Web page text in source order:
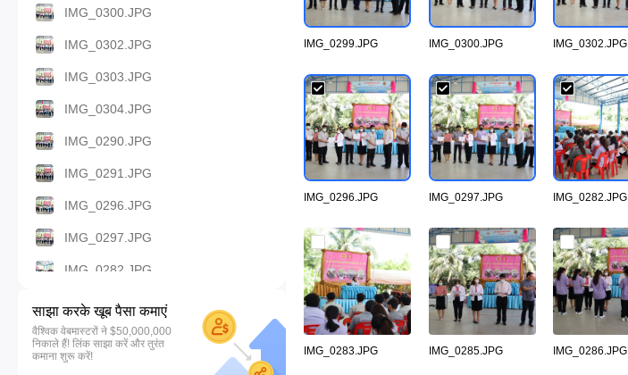
IMG_0300.JPG
IMG_0302.JPG
IMG_0303.JPG
IMG_0304.JPG
IMG_0290.JPG
IMG_0291.JPG
IMG_0296.JPG
IMG_0297.JPG
IMG_0282.JPG
IMG_0292.JPG
IMG_0293.JPG
IMG_0280.JPG
साझा करके खूब पैसा कमाएं
वैश्विक वेबमास्टरों ने $50,000,000
निकाले हैं! लिंक साझा करें और तुरंत
कमाना शुरू करें!
IMG_0299.JPG IMG_0300.JPG IMG_0302.JPG
IMG_0296.JPG IMG_0297.JPG IMG_0282.JPG
IMG_0283.JPG IMG_0285.JPG IMG_0286.JPG